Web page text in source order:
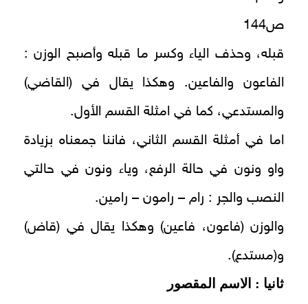
ص144
قبله، وحذف الياء وكسر ما قبله وأصبح الوزن :
الفاعون والفاعين. وهكذا يقال في (القاضي)
والمستدعي، كما في امثلة القسم الأول.
اما في أمثلة القسم الثاني، فاننا جمعناه بزيادة
واو ونون في حالة الرفع، وياء ونون في حالتي
النصب والجر : رام – رامون – رامين.
والوزن (فاعون، فاعين) وهكذا يقال في (قاض)
و(مستدع).
ثانيا : الاسم المقصور